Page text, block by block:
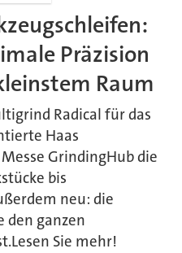
Präzision
Raum
Radical für das
Haas
GrindingHub die
bis
neu: die
ganzen
Sie mehr!